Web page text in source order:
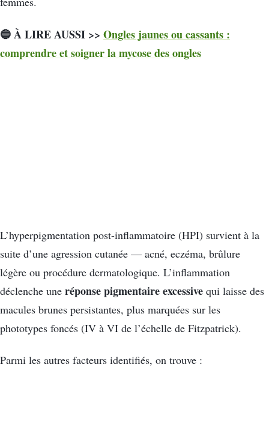
🔵 À LIRE AUSSI >> Ongles jaunes ou cassants :
comprendre et soigner la mycose des ongles
L’hyperpigmentation post-inflammatoire (HPI) survient à la
suite d’une agression cutanée — acné, eczéma, brûlure
légère ou procédure dermatologique. L’inflammation
déclenche une réponse pigmentaire excessive qui laisse des
macules brunes persistantes, plus marquées sur les
phototypes foncés (IV à VI de l’échelle de Fitzpatrick).
Parmi les autres facteurs identifiés, on trouve :